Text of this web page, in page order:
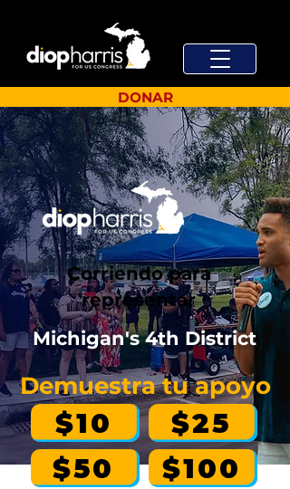
DONAR
Corriendo para
representar
Michigan's 4th District
Demuestra tu apoyo
$10
$25
$50
$100